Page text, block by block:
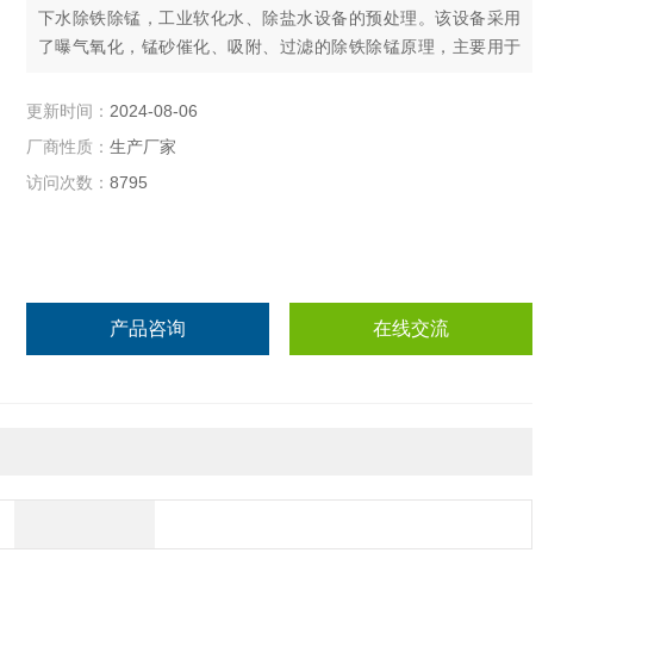
下水除铁除锰，工业软化水、除盐水设备的预处理。该设备采用
了曝气氧化，锰砂催化、吸附、过滤的除铁除锰原理，主要用于
作为饮用水除铁，地热工程及游泳池循环水的需要。
更新时间： 2024-08-06
厂商性质： 生产厂家
访问次数： 8795
产品咨询 在线交流